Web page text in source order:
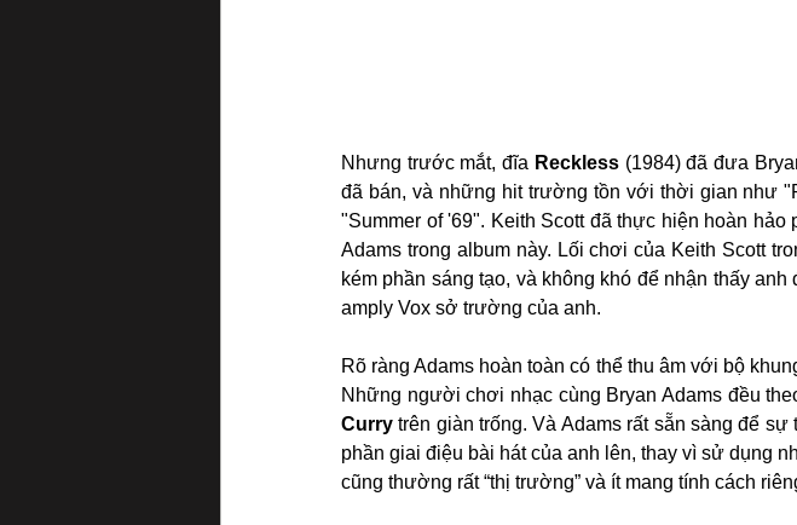
Nhưng trước mắt, đĩa Reckless (1984) đã đưa
đã bán, và những hit trường tồn với thời gian như
"Summer of '69". Keith Scott đã thực hiện hoàn
Adams trong album này. Lối chơi của Keith Scott
kém phần sáng tạo, và không khó để nhận thấy
amply Vox sở trường của anh.
Rõ ràng Adams hoàn toàn có thể thu âm với bộ
Những người chơi nhạc cùng Bryan Adams đều
Curry trên giàn trống. Và Adams rất sẵn sàng để
phần giai điệu bài hát của anh lên, thay vì sử dụng
cũng thường rất “thị trường” và ít mang tính cách